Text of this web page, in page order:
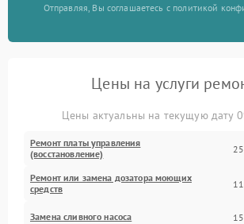
Отправляя, Вы соглашаетесь с политикой
Цены на услуги
Цены актуальны на текущую дату
Ремонт платы управления
(восстановление)
Ремонт или замена дозатора моющих
средств
Замена сливного насоса